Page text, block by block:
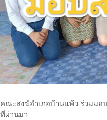
คณะสงฆ์อำเภอบ้านแพ้ว ร่วมมอ
ที่ผ่านมา